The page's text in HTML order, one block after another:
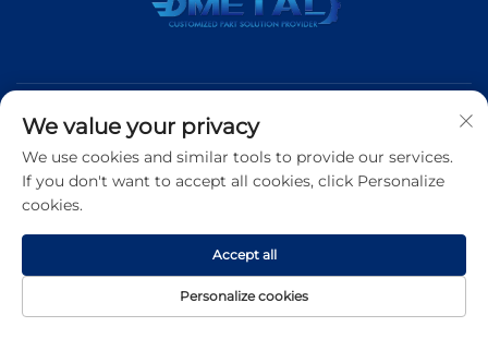
Тел.:+86 183 5421 3960
We value your privacy
We use cookies and similar tools to provide our services.
If you don't want to accept all cookies, click Personalize
cookies.
Personalize cookies
Accept all